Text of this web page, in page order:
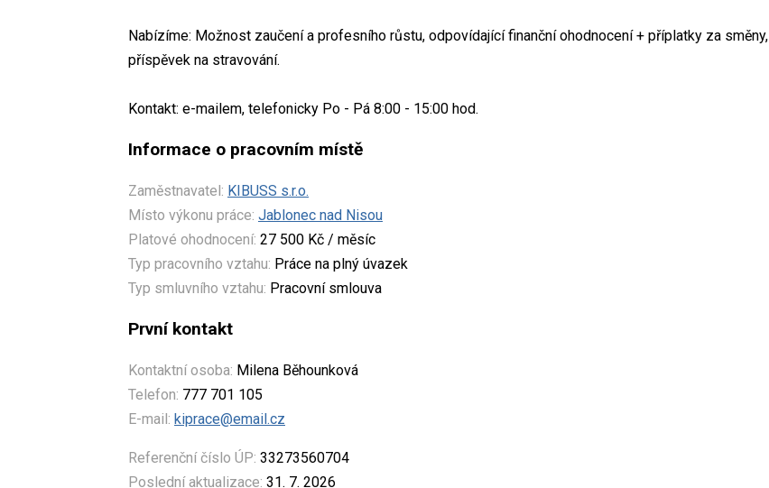
Nabízíme: Možnost zaučení a profesního růstu, odpovídající finanční ohodnocení + příplatky za směny,
příspěvek na stravování.
Kontakt: e-mailem, telefonicky Po - Pá 8:00 - 15:00 hod.
Informace o pracovním místě
Zaměstnavatel: KIBUSS s.r.o.
Místo výkonu práce: Jablonec nad Nisou
Platové ohodnocení: 27 500 Kč / měsíc
Typ pracovního vztahu: Práce na plný úvazek
Typ smluvního vztahu: Pracovní smlouva
První kontakt
Kontaktní osoba: Milena Běhounková
Telefon: 777 701 105
E-mail: kiprace@email.cz
Referenční číslo ÚP: 33273560704
Poslední aktualizace: 31. 7. 2026